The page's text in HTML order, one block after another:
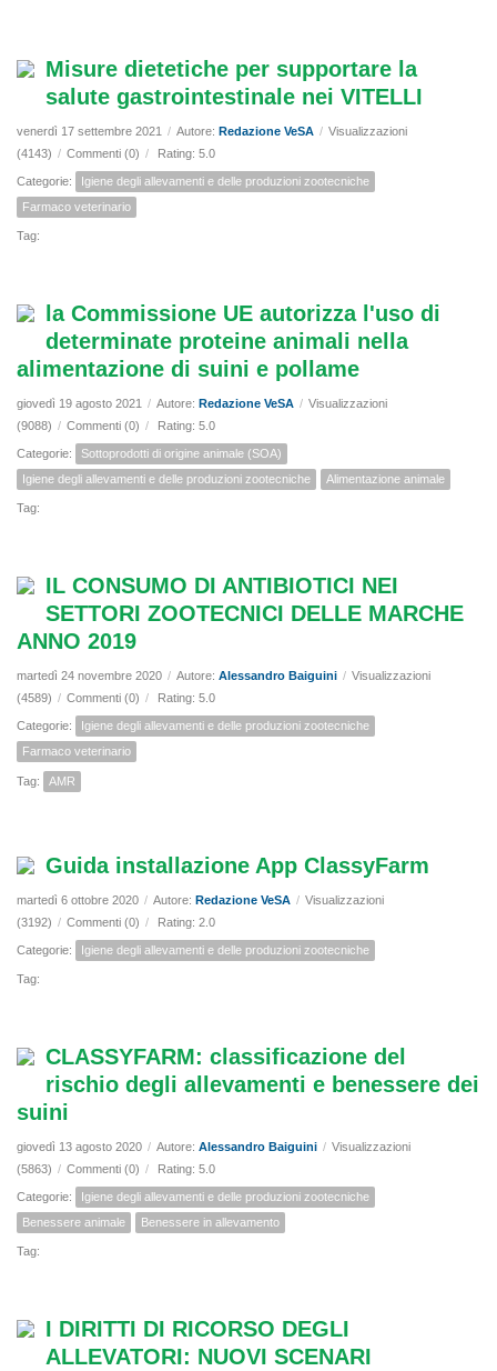
Misure dietetiche per supportare la
salute gastrointestinale nei VITELLI
venerdì 17 settembre 2021 / Autore: Redazione VeSA / Visualizzazioni
(4143) / Commenti (0) / Rating: 5.0
Categorie:
Igiene degli allevamenti e delle produzioni zootecniche
Farmaco veterinario
Tag:
la Commissione UE autorizza l'uso di
determinate proteine animali nella
alimentazione di suini e pollame
giovedì 19 agosto 2021 / Autore: Redazione VeSA / Visualizzazioni
(9088) / Commenti (0) / Rating: 5.0
Categorie:
Sottoprodotti di origine animale (SOA)
Igiene degli allevamenti e delle produzioni zootecniche
Alimentazione animale
Tag:
IL CONSUMO DI ANTIBIOTICI NEI
SETTORI ZOOTECNICI DELLE MARCHE
ANNO 2019
martedì 24 novembre 2020 / Autore: Alessandro Baiguini / Visualizzazioni
(4589) / Commenti (0) / Rating: 5.0
Categorie:
Igiene degli allevamenti e delle produzioni zootecniche
Farmaco veterinario
Tag: AMR
Guida installazione App ClassyFarm
martedì 6 ottobre 2020 / Autore: Redazione VeSA / Visualizzazioni
(3192) / Commenti (0) / Rating: 2.0
Categorie: Igiene degli allevamenti e delle produzioni zootecniche
Tag:
CLASSYFARM: classificazione del
rischio degli allevamenti e benessere dei
suini
giovedì 13 agosto 2020 / Autore: Alessandro Baiguini / Visualizzazioni
(5863) / Commenti (0) / Rating: 5.0
Categorie:
Igiene degli allevamenti e delle produzioni zootecniche
Benessere animale
Benessere in allevamento
Tag:
I DIRITTI DI RICORSO DEGLI
ALLEVATORI: NUOVI SCENARI